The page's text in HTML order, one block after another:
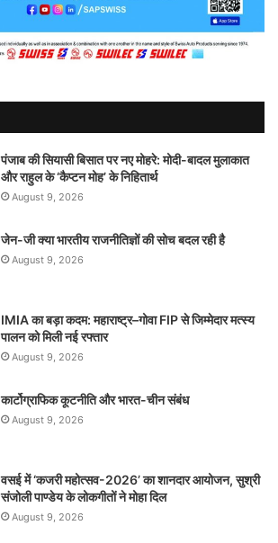
पंजाब की सियासी बिसात पर नए मोहरे: मोदी-बादल मुलाकात
और राहुल के ‘कैप्टन मोह’ के निहितार्थ
August 9, 2026
जेन-जी क्या भारतीय राजनीतिज्ञों की सोच बदल रही है
August 9, 2026
IMIA का बड़ा कदम: महाराष्ट्र–गोवा FIP से जिम्मेदार मत्स्य
पालन को मिली नई रफ्तार
August 9, 2026
कार्टोग्राफिक कूटनीति और भारत-चीन संबंध
August 9, 2026
वसई में ‘कजरी महोत्सव-2026’ का शानदार आयोजन, सुश्री
संजोली पाण्डेय के लोकगीतों ने मोहा दिल
August 9, 2026